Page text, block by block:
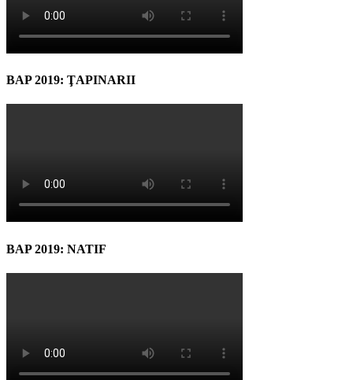
BAP 2019: ŢAPINARII
BAP 2019: NATIF